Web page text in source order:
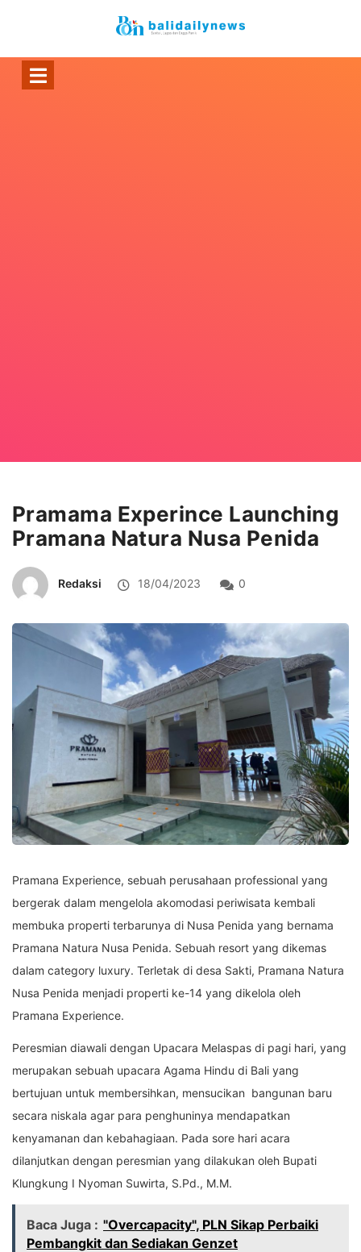
Pramama Experince Launching
Pramana Natura Nusa Penida
Redaksi 18/04/2023 0
Pramana Experience, sebuah perusahaan professional yang
bergerak dalam mengelola akomodasi periwisata kembali
membuka properti terbarunya di Nusa Penida yang bernama
Pramana Natura Nusa Penida. Sebuah resort yang dikemas
dalam category luxury. Terletak di desa Sakti, Pramana Natura
Nusa Penida menjadi properti ke-14 yang dikelola oleh
Pramana Experience.
Peresmian diawali dengan Upacara Melaspas di pagi hari, yang
merupakan sebuah upacara Agama Hindu di Bali yang
bertujuan untuk membersihkan, mensucikan bangunan baru
secara niskala agar para penghuninya mendapatkan
kenyamanan dan kebahagiaan. Pada sore hari acara
dilanjutkan dengan peresmian yang dilakukan oleh Bupati
Klungkung I Nyoman Suwirta, S.Pd., M.M.
Baca Juga : "Overcapacity", PLN Sikap Perbaiki
Pembangkit dan Sediakan Genzet